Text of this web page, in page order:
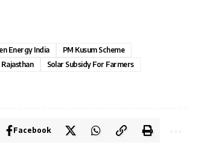
Energy India
PM Kusum Scheme
Solar Subsidy For Farmers
Facebook